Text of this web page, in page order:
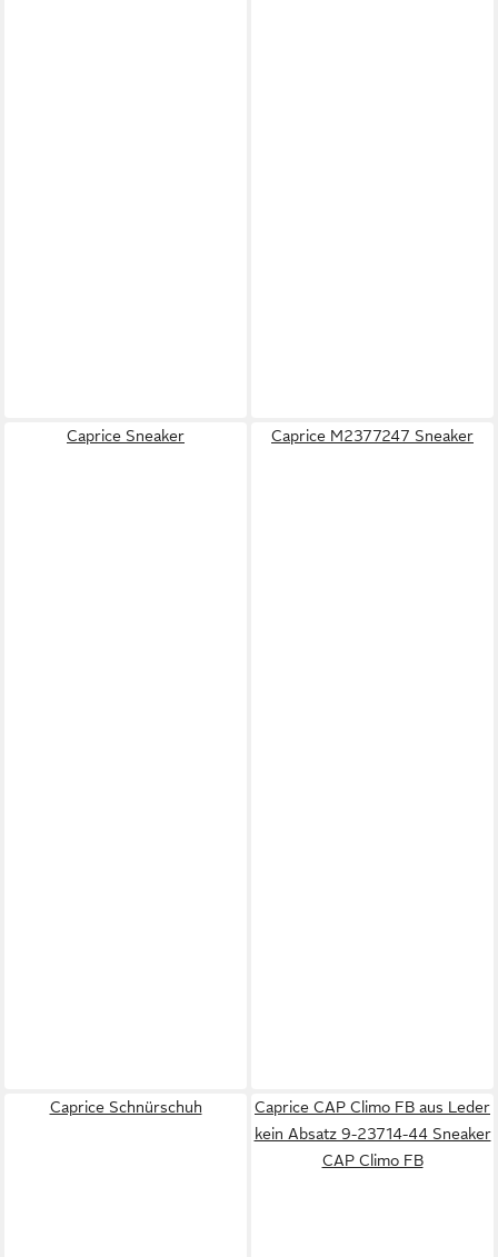
Caprice Sneaker Caprice M2377247 Sneaker
Caprice Schnürschuh
Caprice CAP Climo FB aus Leder
kein Absatz 9-23714-44 Sneaker
CAP Climo FB